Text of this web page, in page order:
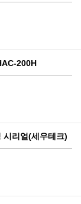
200H
리얼(세우테크)